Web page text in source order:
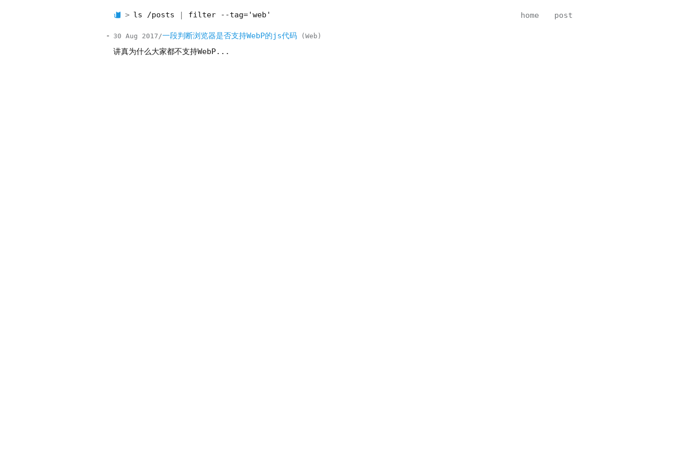
ls /posts filter --tag='web' home post
30 Aug 2017 一段判断浏览器是否支持WebP的js代码 Web
讲真为什么大家都不支持WebP...